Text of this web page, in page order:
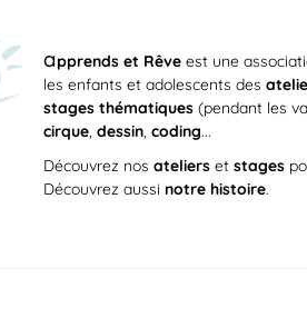
apprends et Rêve est une
les enfants et adolescents des
stages thématiques (pendant les
cirque,dessin,coding...
Découvrez nosateliers etstages
Découvrez aussinotre histoire.